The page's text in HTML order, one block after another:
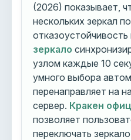
(2026) показывает,
нескольких зеркал
зеркало
узлом каждые 10
умного выбора
перенаправляет на
сервер. Кракен
позволяет
переключать